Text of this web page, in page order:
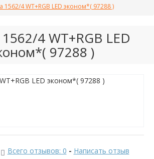
1562/4 WT+RGB LED эконом*( 97288 )
4 WT+RGB LED
97288 )
Всего отзывов: 0 - Написать отзыв